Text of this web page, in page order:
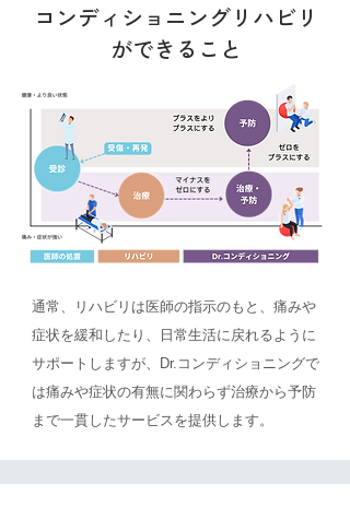
コンディショニングリハビリ
ができること
通常、リハビリは医師の指示のもと、痛みや
症状を緩和したり、日常生活に戻れるように
サポートしますが、Dr.コンディショニングで
は痛みや症状の有無に関わらず治療から予防
まで一貫したサービスを提供します。